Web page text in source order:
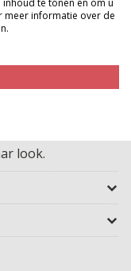
de top
een speelse en
in combinatie
stijlvolle en
look.
te tonen en om u
meer informatie over de